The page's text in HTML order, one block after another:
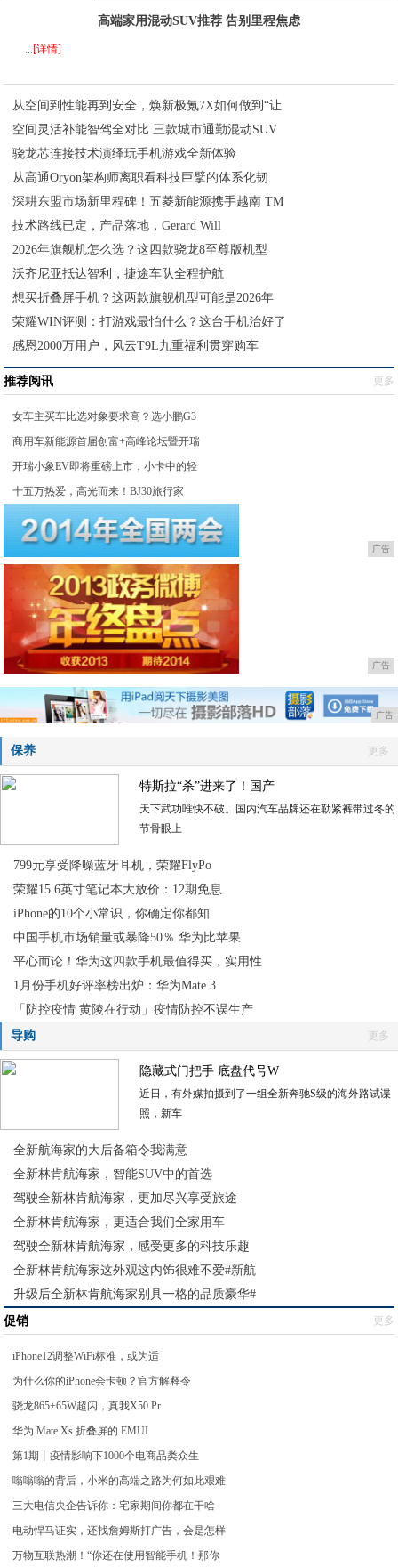
高端家用混动SUV推荐 告别里程焦虑
...[详情]
从空间到性能再到安全，焕新极氪7X如何做到“让
空间灵活补能智驾全对比 三款城市通勤混动SUV
骁龙芯连接技术演绎玩手机游戏全新体验
从高通Oryon架构师离职看科技巨擘的体系化韧
深耕东盟市场新里程碑！五菱新能源携手越南 TM
技术路线已定，产品落地，Gerard Will
2026年旗舰机怎么选？这四款骁龙8至尊版机型
沃齐尼亚抵达智利，捷途车队全程护航
想买折叠屏手机？这两款旗舰机型可能是2026年
荣耀WIN评测：打游戏最怕什么？这台手机治好了
感恩2000万用户，风云T9L九重福利贯穿购车
推荐阅讯 更多
女车主买车比选对象要求高？选小鹏G3
商用车新能源首届创富+高峰论坛暨开瑞
开瑞小象EV即将重磅上市，小卡中的轻
十五万热爱，高光而来！BJ30旅行家
广告
广告
广告
保养 更多
特斯拉“杀”进来了！国产
天下武功唯快不破。国内汽车品牌还在勒紧裤带过冬的
节骨眼上
799元享受降噪蓝牙耳机，荣耀FlyPo
荣耀15.6英寸笔记本大放价：12期免息
iPhone的10个小常识，你确定你都知
中国手机市场销量或暴降50％ 华为比苹果
平心而论！华为这四款手机最值得买，实用性
1月份手机好评率榜出炉：华为Mate 3
「防控疫情 黄陵在行动」疫情防控不误生产
导购
更多
隐藏式门把手 底盘代号W
近日，有外媒拍摄到了一组全新奔驰S级的海外路试谍
照，新车
全新航海家的大后备箱令我满意
全新林肯航海家，智能SUV中的首选
驾驶全新林肯航海家，更加尽兴享受旅途
全新林肯航海家，更适合我们全家用车
驾驶全新林肯航海家，感受更多的科技乐趣
全新林肯航海家这外观这内饰很难不爱#新航
升级后全新林肯航海家别具一格的品质豪华#
促销
更多
iPhone12调整WiFi标准，或为适
为什么你的iPhone会卡顿？官方解释令
骁龙865+65W超闪，真我X50 Pr
华为 Mate Xs 折叠屏的 EMUI
第1期丨疫情影响下1000个电商品类众生
嗡嗡嗡的背后，小米的高端之路为何如此艰难
三大电信央企告诉你：宅家期间你都在干啥
电动悍马证实，还找詹姆斯打广告，会是怎样
万物互联热潮！“你还在使用智能手机！那你